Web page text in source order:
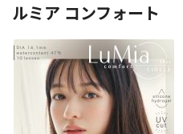
ルミア コンフォート